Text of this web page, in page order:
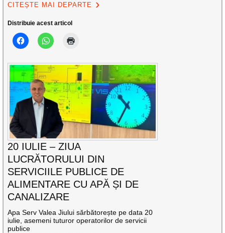
CITEȘTE MAI DEPARTE
Distribuie acest articol
20 IULIE – ZIUA
LUCRĂTORULUI DIN
SERVICIILE PUBLICE DE
ALIMENTARE CU APĂ ȘI DE
CANALIZARE
Apa Serv Valea Jiului sărbătorește pe data 20
iulie, asemeni tuturor operatorilor de servicii
publice